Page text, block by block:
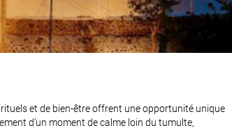
et de bien-être offrent une opportunité unique
d’un moment de calme loin du tumulte,